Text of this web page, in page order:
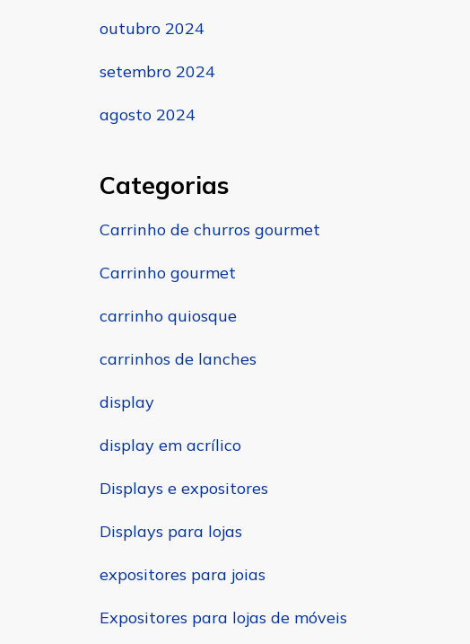
outubro 2024
setembro 2024
agosto 2024
Categorias
Carrinho de churros gourmet
Carrinho gourmet
carrinho quiosque
carrinhos de lanches
display
display em acrílico
Displays e expositores
Displays para lojas
expositores para joias
Expositores para lojas de móveis